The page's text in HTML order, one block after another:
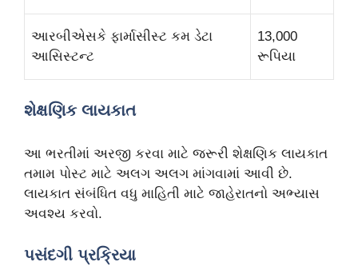
આરબીએસકે ફાર્માસીસ્ટ કમ ડેટા
આસિસ્ટન્ટ
13,000
રૂપિયા
શેક્ષણિક લાયકાત
આ ભરતીમાં અરજી કરવા માટે જરૂરી શેક્ષણિક લાયકાત
તમામ પોસ્ટ માટે અલગ અલગ માંગવામાં આવી છે.
લાયકાત સંબંધિત વધુ માહિતી માટે જાહેરાતનો અભ્યાસ
અવશ્ય કરવો.
પસંદગી પ્રક્રિયા